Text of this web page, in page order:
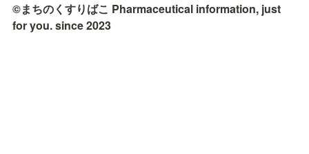
©まちのくすりばこ Pharmaceutical information, just
for you. since 2023